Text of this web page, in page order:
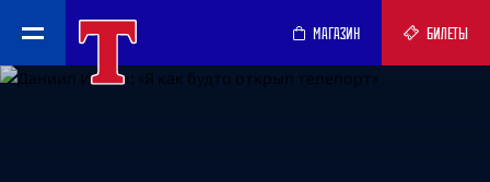
МАГАЗИН БИЛЕТЫ